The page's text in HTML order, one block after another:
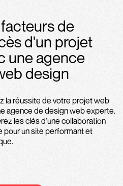
de
d'un projet
une agence
design
la réussite de votre projet web
agence de design web experte.
les clés d’une collaboration
pour un site performant et